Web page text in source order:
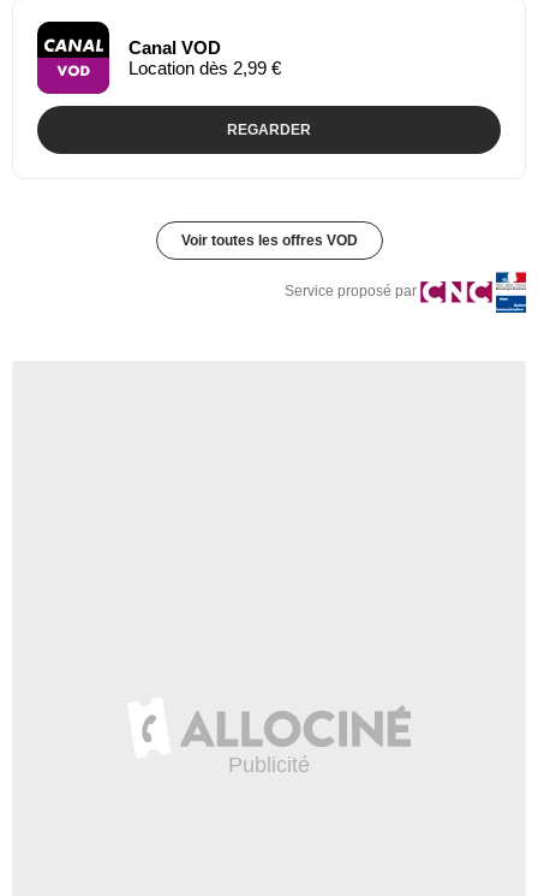
Canal VOD
Location dès 2,99 €
REGARDER
Voir toutes les offres VOD
Service proposé par